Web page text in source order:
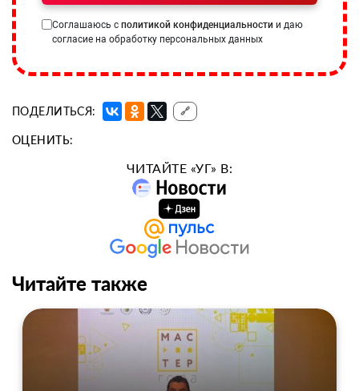
Соглашаюсь с политикой конфиденциальности и даю
согласие на обработку персональных данных
ПОДЕЛИТЬСЯ: 🔗
ОЦЕНИТЬ:
ЧИТАЙТЕ «УГ» В:
Читайте также